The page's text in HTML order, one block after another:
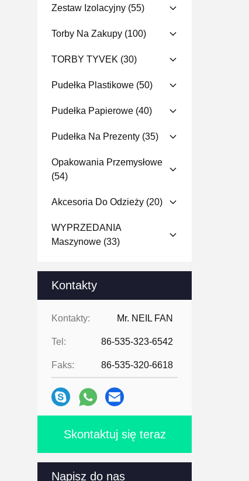
Zestaw Izolacyjny (55)
Torby Na Zakupy (100)
TORBY TYVEK (30)
Pudełka Plastikowe (50)
Pudełka Papierowe (40)
Pudełka Na Prezenty (35)
Opakowania Przemysłowe
(54)
Akcesoria Do Odzieży (20)
WYPRZEDANIA
Maszynowe (33)
Kontakty
Kontakty: Mr. NEIL FAN
Tel: 86-535-323-6542
Faks: 86-535-320-6618
Skontaktuj się teraz
Napisz do nas